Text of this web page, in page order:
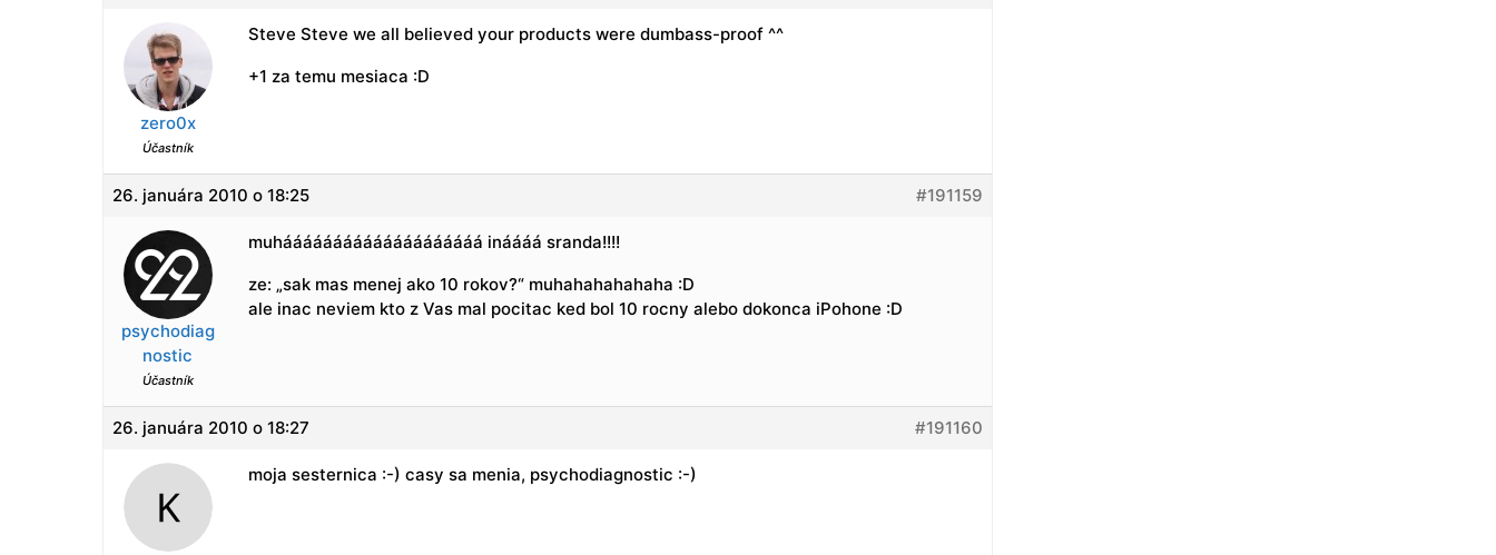
zero0x
Účastník
Steve Steve we all believed your products were dumbass-proof ^^
+1 za temu mesiaca :D
26. januára 2010 o 18:25 #191159
psychodiag
nostic
Účastník
muháááááááááááááááááááá ináááá sranda!!!!
ze: „sak mas menej ako 10 rokov?“ muhahahahahaha :D
ale inac neviem kto z Vas mal pocitac ked bol 10 rocny alebo dokonca iPohone :D
26. januára 2010 o 18:27 #191160
moja sesternica :-) casy sa menia, psychodiagnostic :-)